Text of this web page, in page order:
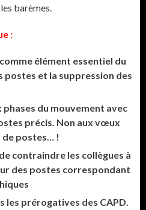
barèmes.
:
comme élément essentiel du
postes et la suppression des
phases du mouvement avec
précis. Non aux vœux
de postes… !
contraindre les collègues à
des postes correspondant
les prérogatives des CAPD.